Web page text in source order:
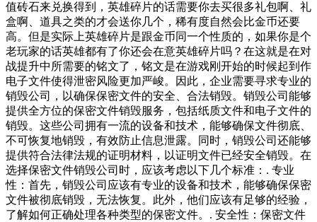
值砖石来兑换得到，英雄碎片的话需要你去买很多礼包啊、礼
盒啊、道具之类的才会送你几个，稀有度自然会比金币还要
高。但是实际上英雄碎片是跟金币同一个性质的，如果你是个
老玩家的话英雄都有了你还会在意英雄碎片吗？在这就是在对
战提升中所需要的铭文了，铭文是在游戏刚开始的时候起到作
电子文件使得泄密风险更加严峻。因此，企业需要寻求专业的
销毁公司，以确保保密文件的安全、合法销毁。销毁公司能够
提供全方位的保密文件销毁服务，包括纸质文件和电子文件的
销毁。这些公司拥有一流的设备和技术，能够确保文件彻底、
不可恢复地销毁，有效防止信息泄露。同时，销毁公司还能够
提供符合法律法规的证明材料，以证明文件已经安全销毁。在
选择保密文件销毁公司时，应该考虑以下几个标准：. 专业
性：首先，销毁公司应该有专业的设备和技术，能够确保保密
文件被彻底销毁，无法恢复。此外，他们应该有足够的经验，
了解如何正确处理各种类型的保密文件。. 安全性：保密文件